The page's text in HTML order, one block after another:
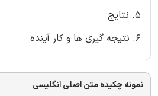
5. نتایج
6. نتیجه گیری ها و کار آینده
نمونه چکیده متن اصلی انگلیسی